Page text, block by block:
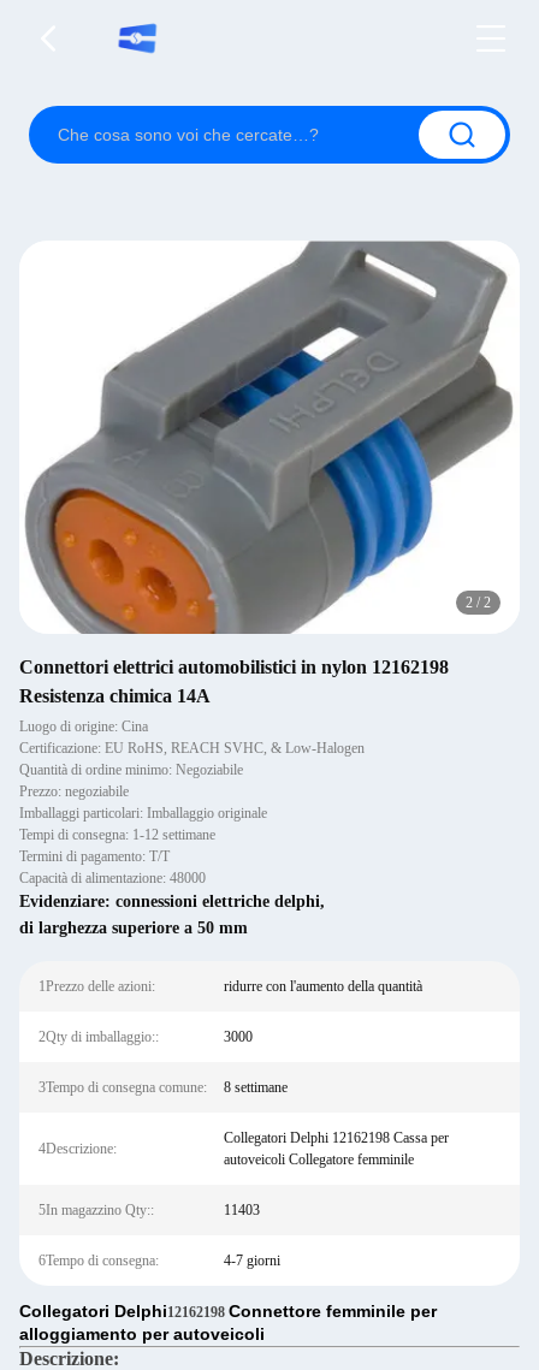
1 / 2
Connettori elettrici automobilistici in nylon 12162198
Resistenza chimica 14A
Luogo di origine: Cina
Certificazione: EU RoHS, REACH SVHC, & Low-Halogen
Quantità di ordine minimo: Negoziabile
Prezzo: negoziabile
Imballaggi particolari: Imballaggio originale
Tempi di consegna: 1-12 settimane
Termini di pagamento: T/T
Capacità di alimentazione: 48000
Evidenziare: connessioni elettriche delphi,
di larghezza superiore a 50 mm
1Prezzo delle azioni: ridurre con l'aumento della quantità
2Qty di imballaggio:: 3000
3Tempo di consegna comune: 8 settimane
4Descrizione:
Collegatori Delphi 12162198 Cassa per
autoveicoli Collegatore femminile
5In magazzino Qty:: 11403
6Tempo di consegna: 4-7 giorni
Collegatori Delphi12162198 Connettore femminile per
alloggiamento per autoveicoli
Descrizione: